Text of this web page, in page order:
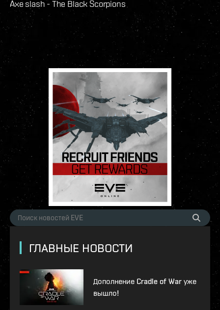
Axe slash - The Black Scorpions
ГЛАВНЫЕ НОВОСТИ
Дополнение Cradle of War уже
вышло!